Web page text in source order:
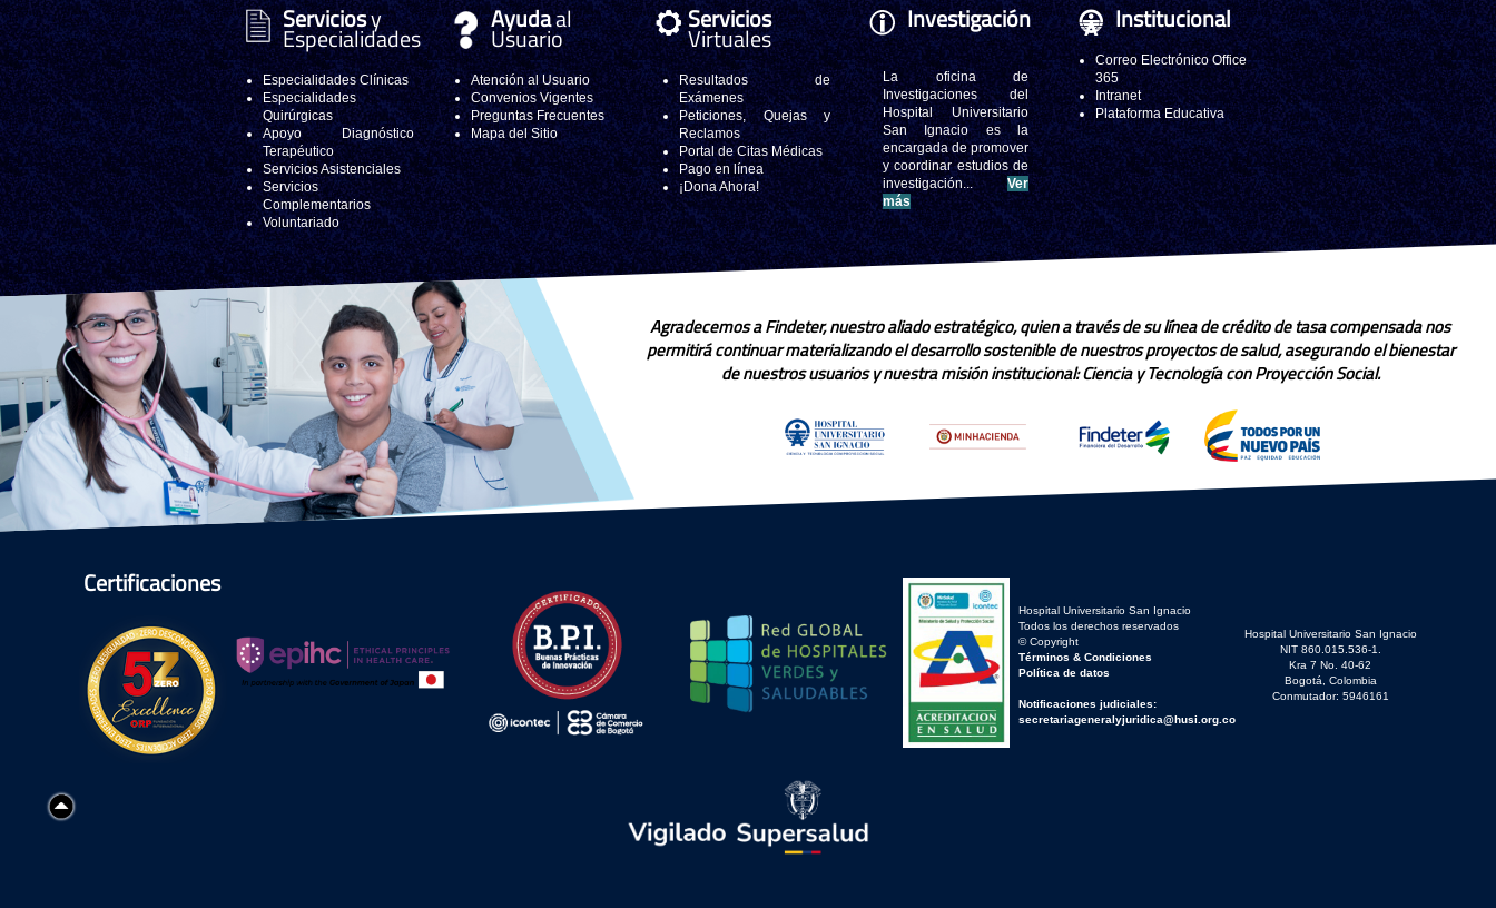
Serviciosy
Especialidades
Especialidades Clínicas
Especialidades
Quirúrgicas
Apoyo Diagnóstico
Terapéutico
Servicios Asistenciales
Servicios
Complementarios
Voluntariado
Ayudaal
Usuario
Atención al Usuario
Convenios Vigentes
Preguntas Frecuentes
Mapa del Sitio
Servicios
Virtuales
Resultados de
Exámenes
Peticiones, Quejas y
Reclamos
Portal de Citas Médicas
Pago en línea
¡Dona Ahora!
Investigación
La oficina de
Investigaciones del
Hospital Universitario
San Ignacio es la
encargada de promover
y coordinar estudios de
investigación... Ver
más
Institucional
Correo Electrónico Office
365
Intranet
Plataforma Educativa
Agradecemos a Findeter, nuestro aliado estratégico, quien a través de su línea de crédito de tasa compensada nos
permitirá continuar materializando el desarrollo sostenible de nuestros proyectos de salud, asegurando el bienestar
de nuestros usuarios y nuestra misión institucional: Ciencia y Tecnología con Proyección Social.
Certificaciones
Hospital Universitario San Ignacio
Todos los derechos reservados
© Copyright
Términos & Condiciones
Política de datos
Notificaciones judiciales:
secretariageneralyjuridica@husi.org.co
Hospital Universitario San Ignacio
NIT 860.015.536-1.
Kra 7 No. 40-62
Bogotá, Colombia
Conmutador: 5946161